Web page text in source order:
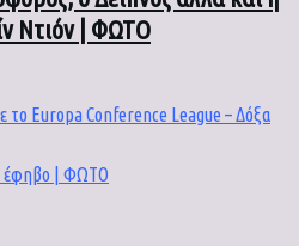
Ντιόν | ΦΩΤΟ